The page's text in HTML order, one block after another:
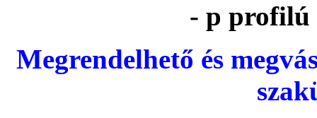
- p profilú
Megrendelhető és